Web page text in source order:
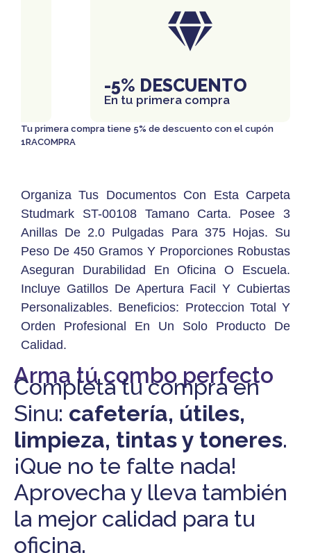
Organiza Tus Documentos Con Esta Carpeta
Studmark ST-00108 Tamano Carta. Posee 3
Anillas De 2.0 Pulgadas Para 375 Hojas. Su
Peso De 450 Gramos Y Proporciones Robustas
Aseguran Durabilidad En Oficina O Escuela.
Incluye Gatillos De Apertura Facil Y Cubiertas
Personalizables. Beneficios: Proteccion Total Y
Orden Profesional En Un Solo Producto De
Calidad.
-5% DESCUENTO
En tu primera compra
Tu primera compra tiene 5% de descuento con el cupón
1RACOMPRA
Arma tú combo perfecto
Completa tu compra en
Sinu: cafetería, útiles,
limpieza, tintas y toneres.
¡Que no te falte nada!
Aprovecha y lleva también
la mejor calidad para tu
oficina.